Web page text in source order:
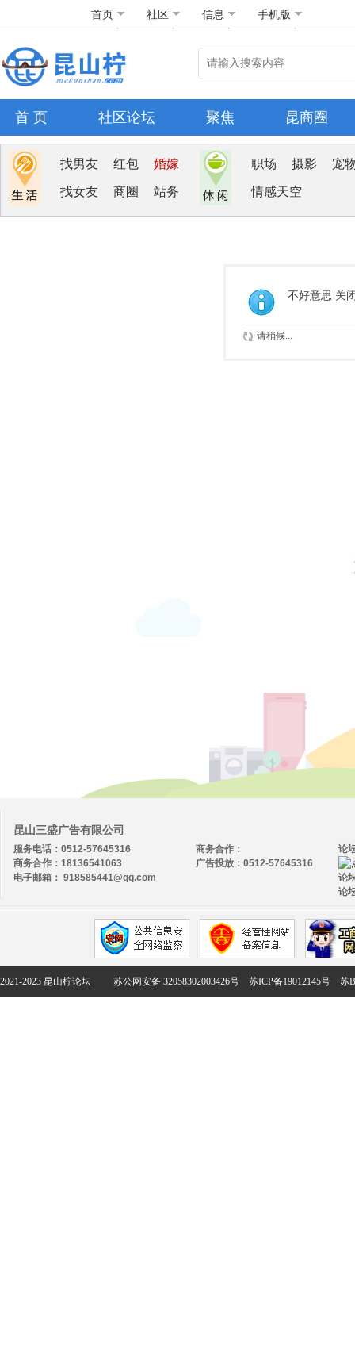
首页 社区 信息 手机版
首 页 社区论坛 聚焦 昆商圈
找男友 红包 婚嫁
找女友 商圈 站务
职场 摄影 宠
情感天空
不好意思 关
请稍候...
昆山三盛广告有限公司
服务电话：0512-57645316
商务合作：18136541063
电子邮箱： 918585441@qq.com
论
论
论
商务合作：
广告投放：0512-57645316
2021-2023 昆山柠论坛 苏公网安备 32058302003426号 苏ICP备19012145号 苏